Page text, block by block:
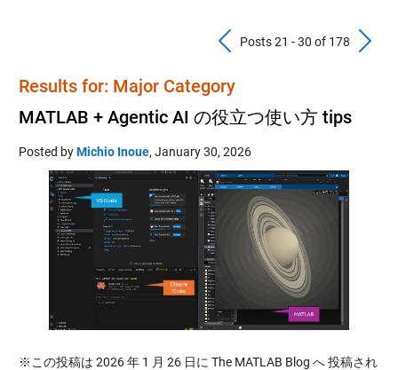
Previous
Posts 21 - 30 of 178
Results for: Major Category
MATLAB + Agentic AI の役立つ使い方 tips
Posted byMichio Inoue, January 30, 2026
※この投稿は 2026 年 1 月 26 日に The MATLAB Blog へ 投稿され